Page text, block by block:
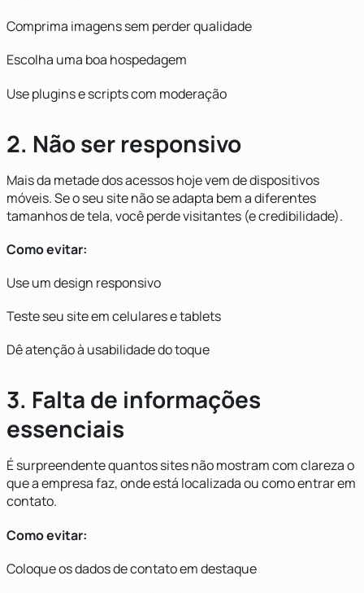
Comprima imagens sem perder qualidade
Escolha uma boa hospedagem
Use plugins e scripts com moderação
2. Não ser responsivo
Mais da metade dos acessos hoje vem de dispositivos
móveis. Se o seu site não se adapta bem a diferentes
tamanhos de tela, você perde visitantes (e credibilidade).
Como evitar:
Use um design responsivo
Teste seu site em celulares e tablets
Dê atenção à usabilidade do toque
3. Falta de informações
essenciais
É surpreendente quantos sites não mostram com clareza o
que a empresa faz, onde está localizada ou como entrar em
contato.
Como evitar:
Coloque os dados de contato em destaque